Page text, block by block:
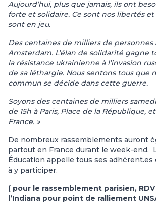
Aujourd’hui, plus que jamais, ils ont
forte et solidaire. Ce sont nos libertés et
sont en jeu.
Des centaines de milliers de personnes
Amsterdam. L’élan de solidarité gagne
la résistance ukrainienne à l’invasion
de sa léthargie. Nous sentons tous que
commun se décide dans cette guerre.
Soyons des centaines de milliers
de 15h à Paris, Place de la République,
France. »
De nombreux rassemblements auront
partout en France durant le week-end.
Éducation appelle tous ses
à y participer.
( pour le rassemblement parisien,
l’Indiana pour point de ralliement